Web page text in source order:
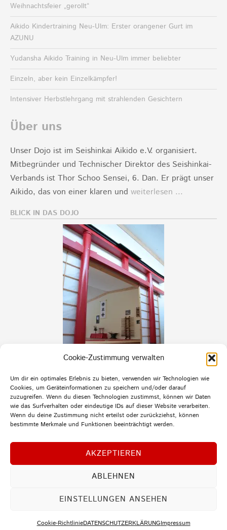
Cookie-Zustimmung verwalten
Um dir ein optimales Erlebnis zu bieten, verwenden wir Technologien wie
Cookies, um Geräteinformationen zu speichern und/oder darauf
zuzugreifen. Wenn du diesen Technologien zustimmst, können wir Daten
wie das Surfverhalten oder eindeutige IDs auf dieser Website verarbeiten.
Wenn du deine Zustimmung nicht erteilst oder zurückziehst, können
bestimmte Merkmale und Funktionen beeinträchtigt werden.
AKZEPTIEREN
ABLEHNEN
EINSTELLUNGEN ANSEHEN
Cookie-RichtlinieDATENSCHUTZERKLÄRUNGImpressum
Weihnachtsfeier „gerollt“
Aikido Kindertraining Neu-Ulm: Erster orangener Gurt im
AZUNU
Yudansha Aikido Training in Neu-Ulm immer beliebter
Einzeln, aber kein Einzelkämpfer!
Intensiver Herbstlehrgang mit strahlenden Gesichtern
Über uns
Unser Dojo ist im Seishinkai Aikido e.V. organisiert.
Mitbegründer und Technischer Direktor des Seishinkai-
Verbands ist Thor Schoo Sensei, 6. Dan. Er prägt unser
Aikido, das von einer klaren und weiterlesen ...
BLICK IN DAS DOJO
Copyright © 2026Aikido Zentrum Ulm/Neu-Ulm